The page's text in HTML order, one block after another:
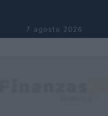
7 agosto 2026